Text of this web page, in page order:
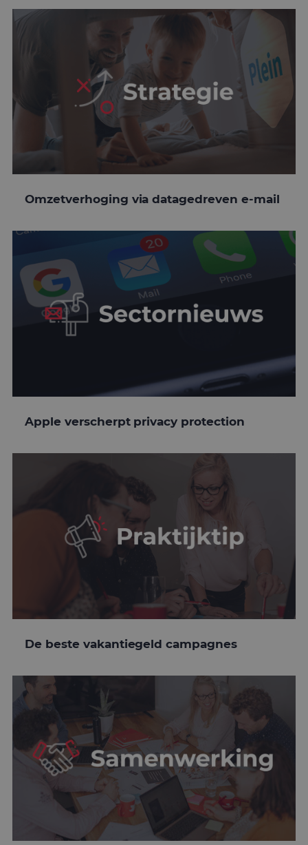
Omzetverhoging via datagedreven e-mail
Apple verscherpt privacy protection
De beste vakantiegeld campagnes